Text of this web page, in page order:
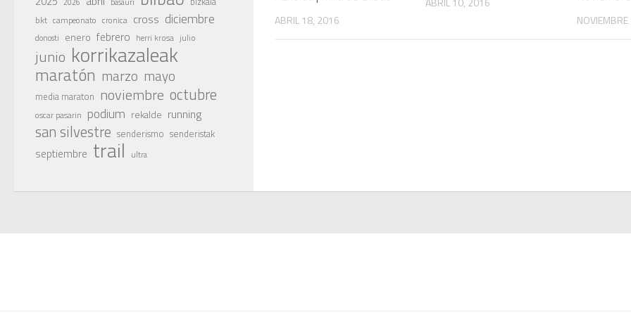
ABRIL 18, 2016
bkt campeonato cronica cross diciembre
donosti enero febrero herri krosa julio
junio korrikazaleak
maratón marzo mayo
media maraton noviembre octubre
oscar pasarin podium rekalde running
san silvestre senderismo senderistak
septiembre trail ultra